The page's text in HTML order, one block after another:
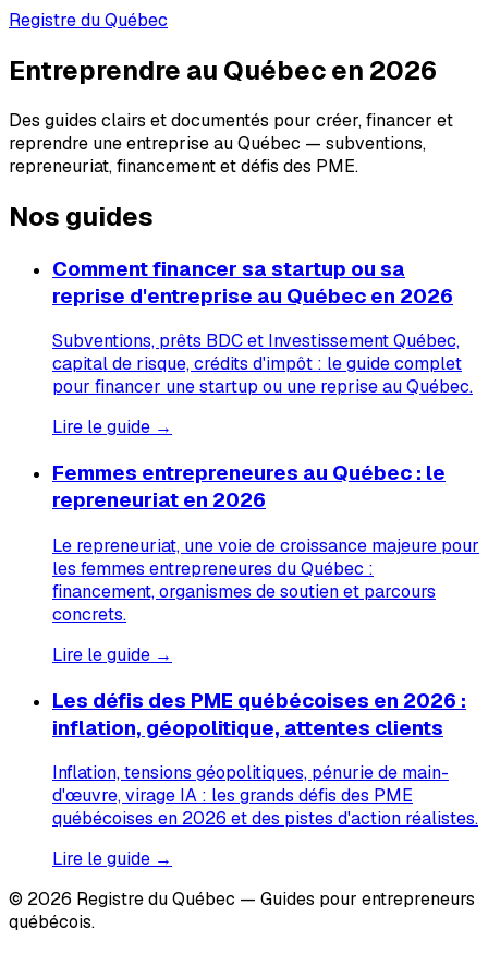
Registre du Québec
Entreprendre au Québec en 2026
Des guides clairs et documentés pour créer, financer et
reprendre une entreprise au Québec — subventions,
repreneuriat, financement et défis des PME.
Nos guides
Comment financer sa startup ou sa
reprise d'entreprise au Québec en 2026
Subventions, prêts BDC et Investissement Québec,
capital de risque, crédits d'impôt : le guide complet
pour financer une startup ou une reprise au Québec.
Lire le guide →
Femmes entrepreneures au Québec : le
repreneuriat en 2026
Le repreneuriat, une voie de croissance majeure pour
les femmes entrepreneures du Québec :
financement, organismes de soutien et parcours
concrets.
Lire le guide →
Les défis des PME québécoises en 2026 :
inflation, géopolitique, attentes clients
Inflation, tensions géopolitiques, pénurie de main-
d'œuvre, virage IA : les grands défis des PME
québécoises en 2026 et des pistes d'action réalistes.
Lire le guide →
© 2026 Registre du Québec — Guides pour entrepreneurs
québécois.